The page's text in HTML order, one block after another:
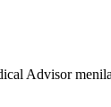
Advisor